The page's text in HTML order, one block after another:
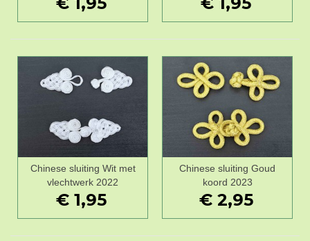
Chinese sluiting Wit met
vlechtwerk 2022
€ 1,95
Chinese sluiting Goud
koord 2023
€ 2,95